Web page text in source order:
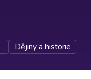
Dějiny a historie